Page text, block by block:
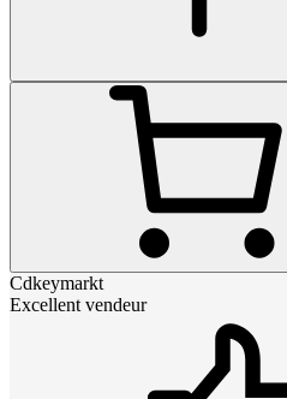
Cdkeymarkt
Excellent vendeur